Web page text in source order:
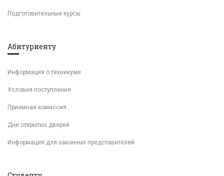
Подготовительные курсы
Абитуриенту
Информация о техникуме
Условия поступления
Приемная комиссия
Дни открытых дверей
Информация для законных представителей